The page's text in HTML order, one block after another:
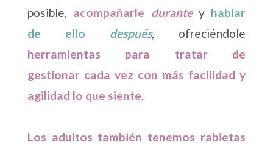
posible, acompañarle durantey hablar
de ello después, ofreciéndole
herramientas para tratar de
gestionar cada vez con más facilidad y
agilidad lo que siente.
Los adultos también tenemos rabietas